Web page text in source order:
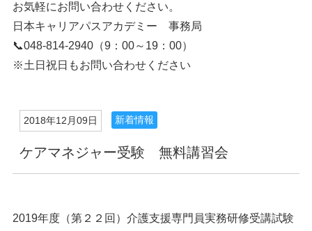
お気軽にお問い合わせください。
日本キャリアパスアカデミー 事務局
📞048-814-2940（9：00～19：00）
※土日祝日もお問い合わせください
2018年12月09日 新着情報
ケアマネジャー受験 無料講習会
2019年度（第２２回）介護支援専門員実務研修受講試験